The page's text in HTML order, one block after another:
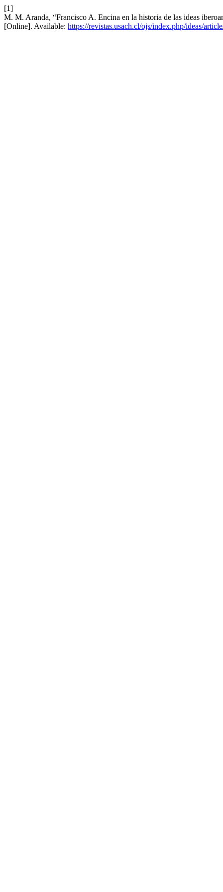
[1]
M. M. Aranda, “Francisco A. Encina en la historia de las ideas
[Online]. Available: https://revistas.usach.cl/ojs/index.php/ideas/